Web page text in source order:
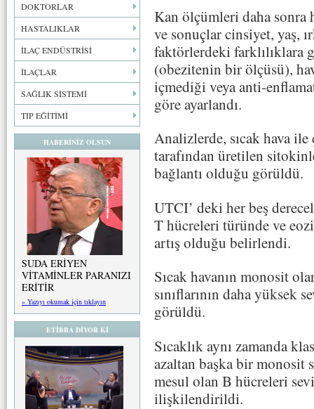
DOKTORLAR
HASTALIKLAR
İLAÇ ENDÜSTRİSİ
İLAÇLAR
SAĞLIK SİSTEMİ
TIP EĞİTİMİ
HABERİNİZ OLSUN
SUDA ERİYEN
VİTAMİNLER PARANIZI
ERİTİR
» Yazıyı okumak için tıklayın
ETİBBA DİYOR Kİ
Kan ölçümleri daha
ve sonuçlar cinsiyet, yaş,
faktörlerdeki farklılıklara
(obezitenin bir ölçüsü),
içmediği veya anti-
göre ayarlandı.
Analizlerde, sıcak hava
tarafından üretilen
bağlantı olduğu görüldü.
UTCI’ deki her beş
T hücreleri türünde ve
artış olduğu belirlendi.
Sıcak havanın monosit
sınıflarının daha
görüldü.
Sıcaklık aynı zamanda
azaltan başka bir monosit
mesul olan B hücreleri
ilişkilendirildi.